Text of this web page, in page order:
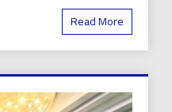
Read More